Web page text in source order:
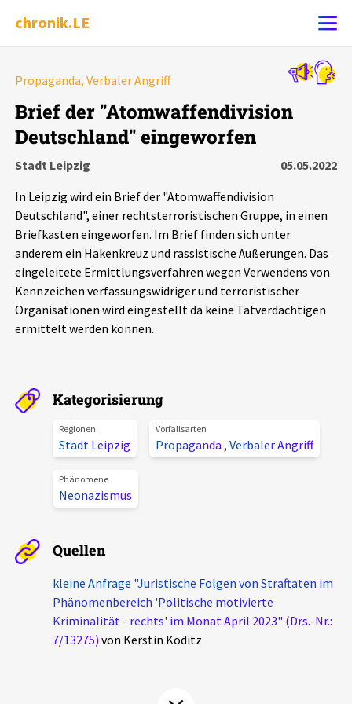
chronik.LE
Ereignis melden
Chronik
Leipziger Zustände
Schlaglichter
Phänomene
Alle Beiträge
Veranstaltungen
Pressemitteilungen
Podcasts
Projektbeschreibung
Kontakt
Spenden
chronik.LE in der Presse
Propaganda, Verbaler Angriff
Brief der "Atomwaffendivision
Deutschland" eingeworfen
Stadt Leipzig
05.05.2022
In Leipzig wird ein Brief der "Atomwaffendivision
Deutschland", einer rechtsterroristischen Gruppe, in einen
Briefkasten eingeworfen. Im Brief finden sich unter
anderem ein Hakenkreuz und rassistische Äußerungen. Das
eingeleitete Ermittlungsverfahren wegen Verwendens von
Kennzeichen verfassungswidriger und terroristischer
Organisationen wird eingestellt da keine Tatverdächtigen
ermittelt werden können.
Kategorisierung
Regionen
Stadt Leipzig
Vorfallsarten
Propaganda , Verbaler Angriff
Phänomene
Neonazismus
Quellen
kleine Anfrage "Juristische Folgen von Straftaten im
Phänomenbereich 'Politische motivierte
Kriminalität - rechts' im Monat April 2023" (Drs.-Nr.:
7/13275) von Kerstin Köditz
Alle Ereignisse
7502Ereignisse
Ereignisse Statistik